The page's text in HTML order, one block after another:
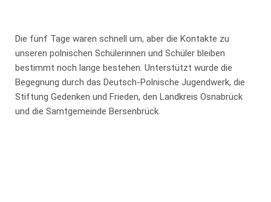
Die fünf Tage waren schnell um, aber die Kontakte zu
unseren polnischen Schülerinnen und Schüler bleiben
bestimmt noch lange bestehen. Unterstützt wurde die
Begegnung durch das Deutsch-Polnische Jugendwerk, die
Stiftung Gedenken und Frieden, den Landkreis Osnabrück
und die Samtgemeinde Bersenbrück.